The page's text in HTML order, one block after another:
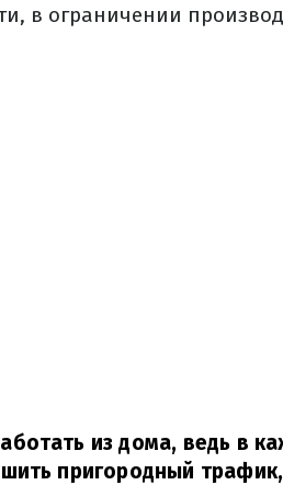
в ограничении
из дома, ведь в
пригородный трафик,